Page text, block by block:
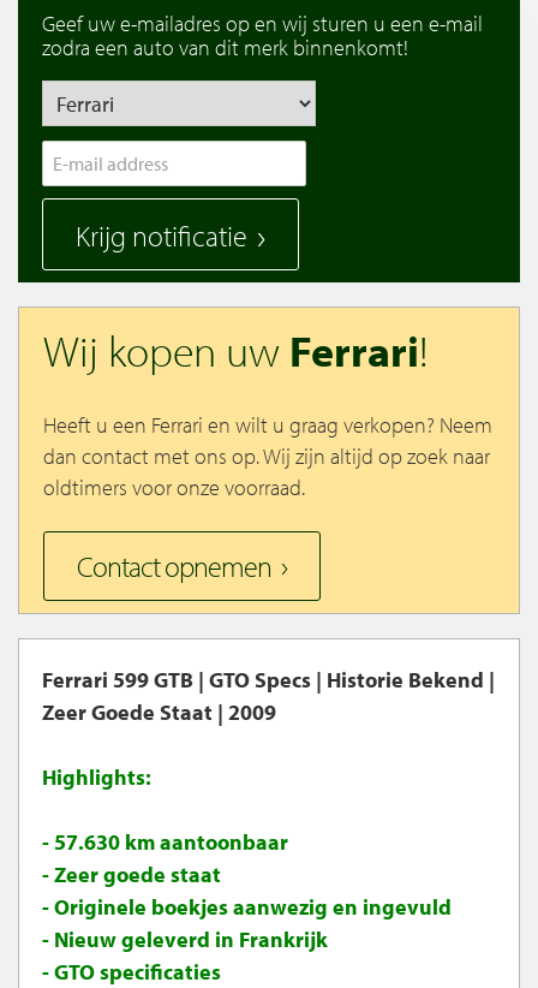
Geef uw e-mailadres op en wij sturen u een e-mail
zodra een auto van dit merk binnenkomt!
Krijg notificatie
Wij kopen uw Ferrari!
Heeft u een Ferrari en wilt u graag verkopen? Neem
dan contact met ons op. Wij zijn altijd op zoek naar
oldtimers voor onze voorraad.
Contact opnemen
Ferrari 599 GTB | GTO Specs | Historie Bekend |
Zeer Goede Staat | 2009
Highlights:
- 57.630 km aantoonbaar
- Zeer goede staat
- Originele boekjes aanwezig en ingevuld
- Nieuw geleverd in Frankrijk
- GTO specificaties